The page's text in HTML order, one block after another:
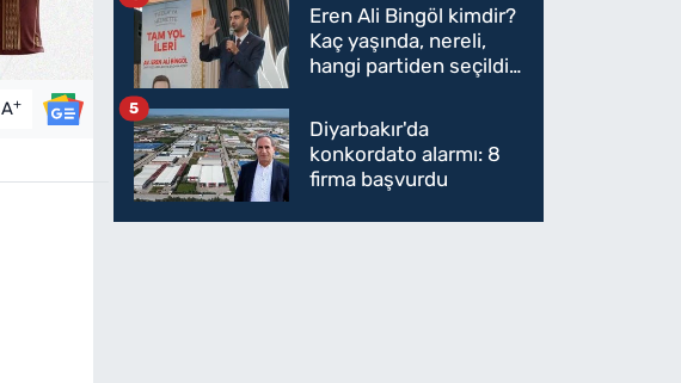
A+
Eren Ali Bingöl kimdir?
Kaç yaşında, nereli,
hangi partiden seçildi?
Parti'ye mi geçecek?
Diyarbakır'da
konkordato alarmı: 8
firma başvurdu
5